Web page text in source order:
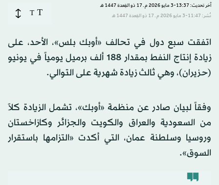
آخر تحديث: 13:37-3 مايو 2026 م ـ 17 ذو القِعدة 1447 هـ
نُشر: 11:47-3 مايو 2026 م ـ 17 ذو القِعدة 1447 هـ
T
T
اتفقت سبع دول في تحالف «أوبك بلس»، الأحد، على
زيادة إنتاج النفط بمقدار 188 ألف برميل يومياً في يونيو
(حزيران)، وهي ثالث زيادة شهرية على التوالي.
وفقاً لبيان صادر عن منظمة «أوبك»، تشمل الزيادة كلاً
من السعودية والعراق والكويت والجزائر وكازاخستان
وروسيا وسلطنة ⁠عمان، التي أكدت «التزامها باستقرار
السوق».